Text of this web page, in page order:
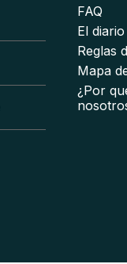
FAQ
El
Reglas
Mapa
¿Por